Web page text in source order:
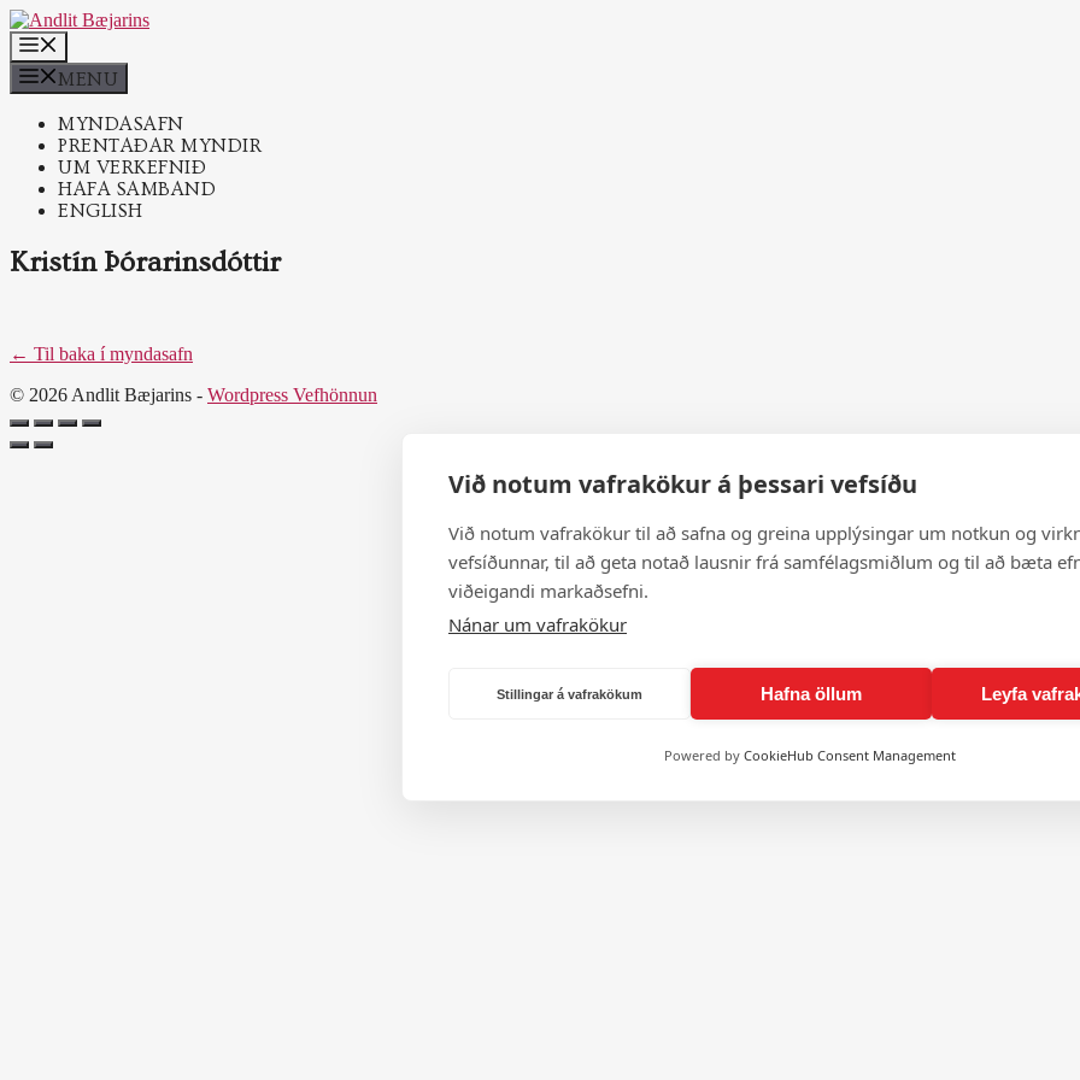
Skip
to
content
MENU
MYNDASAFN
PRENTAÐAR MYNDIR
UM VERKEFNIÐ
HAFA SAMBAND
ENGLISH
Kristín Þórarinsdóttir
← Til baka í myndasafn
© 2026 Andlit Bæjarins - Wordpress Vefhönnun
Við notum vafrakökur á þessari vefsíðu
Við notum vafrakökur til að safna og greina upplýsingar um notkun og
vefsíðunnar, til að geta notað lausnir frá samfélagsmiðlum og til að bæta
viðeigandi markaðsefni.
Nánar um vafrakökur
Stillingar á vafrakökum Hafna öllum Leyfa
Powered by CookieHub Consent Management